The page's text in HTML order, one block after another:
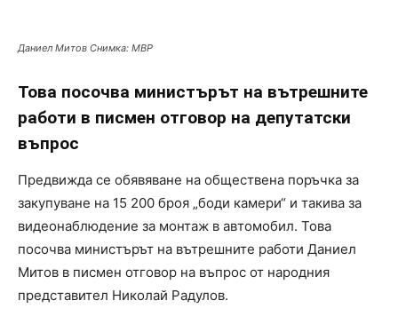
Даниел Митов Снимка: МВР
Това посочва министърът на вътрешните
работи в писмен отговор на депутатски
въпрос
Предвижда се обявяване на обществена поръчка за
закупуване на 15 200 броя „боди камери“ и такива за
видеонаблюдение за монтаж в автомобил. Това
посочва министърът на вътрешните работи Даниел
Митов в писмен отговор на въпрос от народния
представител Николай Радулов.